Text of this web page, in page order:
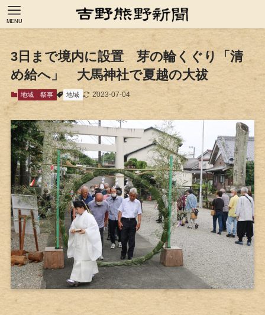
MENU
3日まで境内に設置 芽の輪くぐり「清
め給へ」 大馬神社で夏越の大祓
地域 祭事 地域 2023-07-04